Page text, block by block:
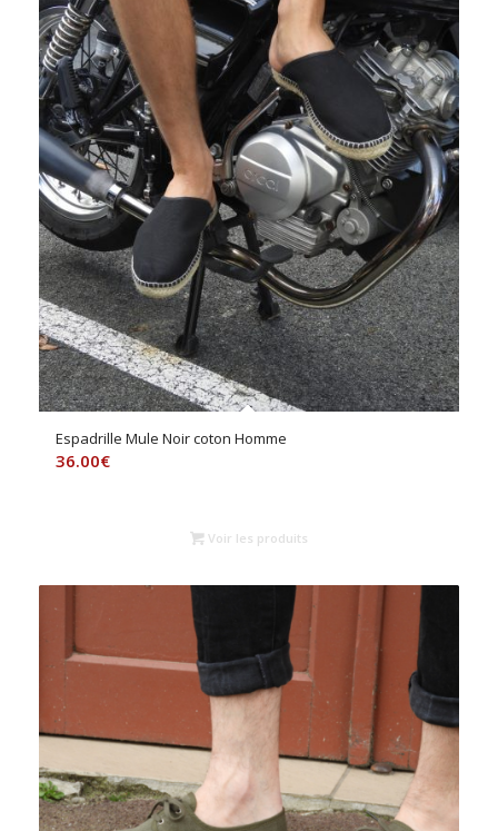
Espadrille Mule Noir coton Homme
36.00€
Voir les produits